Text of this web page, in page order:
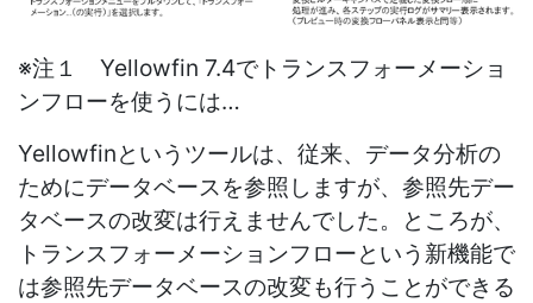
※注１ Yellowfin 7.4でトランスフォーメーショ
ンフローを使うには…
Yellowfinというツールは、従来、データ分析の
ためにデータベースを参照しますが、参照先デー
タベースの改変は行えませんでした。ところが、
トランスフォーメーションフローという新機能で
は参照先データベースの改変も行うことができる